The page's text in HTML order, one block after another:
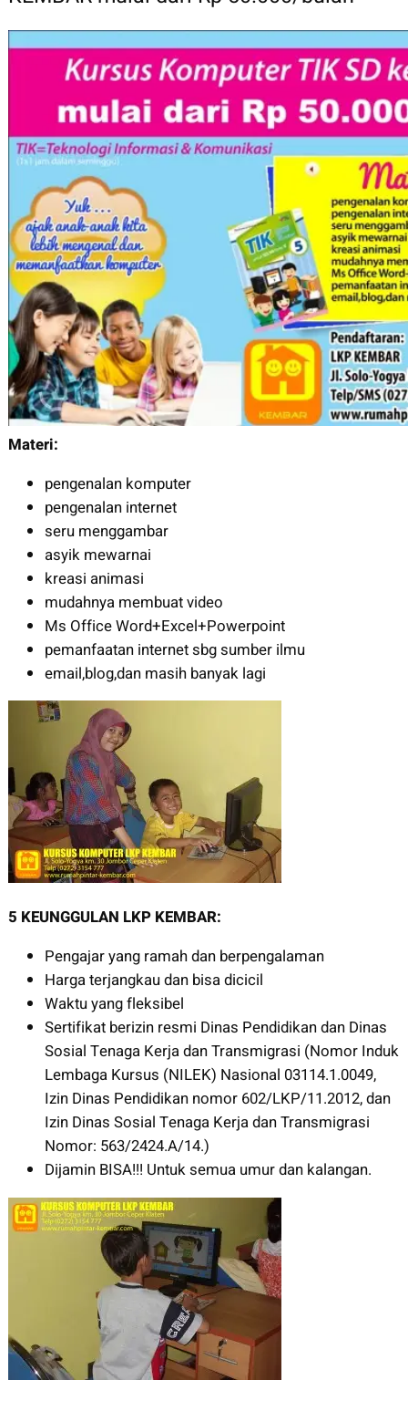
Materi:
pengenalan komputer
pengenalan internet
seru menggambar
asyik mewarnai
kreasi animasi
mudahnya membuat video
Ms Office Word+Excel+Powerpoint
pemanfaatan internet sbg sumber ilmu
email,blog,dan masih banyak lagi
5 KEUNGGULAN LKP KEMBAR:
Pengajar yang ramah dan berpengalaman
Harga terjangkau dan bisa dicicil
Waktu yang fleksibel
Sertifikat berizin resmi Dinas Pendidikan dan Dinas
Sosial Tenaga Kerja dan Transmigrasi (Nomor Induk
Lembaga Kursus (NILEK) Nasional 03114.1.0049,
Izin Dinas Pendidikan nomor 602/LKP/11.2012, dan
Izin Dinas Sosial Tenaga Kerja dan Transmigrasi
Nomor: 563/2424.A/14.)
Dijamin BISA!!! Untuk semua umur dan kalangan.